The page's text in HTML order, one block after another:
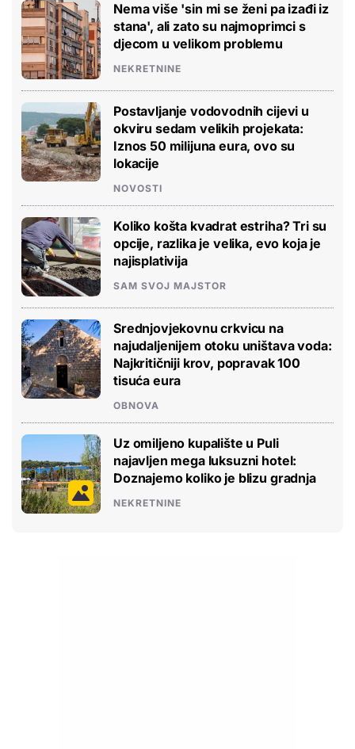
Nema više 'sin mi se ženi pa izađi iz
stana', ali zato su najmoprimci s
djecom u velikom problemu
NEKRETNINE
Postavljanje vodovodnih cijevi u
okviru sedam velikih projekata:
Iznos 50 milijuna eura, ovo su
lokacije
NOVOSTI
Koliko košta kvadrat estriha? Tri su
opcije, razlika je velika, evo koja je
najisplativija
SAM SVOJ MAJSTOR
Srednjovjekovnu crkvicu na
najudaljenijem otoku uništava voda:
Najkritičniji krov, popravak 100
tisuća eura
OBNOVA
Uz omiljeno kupalište u Puli
najavljen mega luksuzni hotel:
Doznajemo koliko je blizu gradnja
NEKRETNINE